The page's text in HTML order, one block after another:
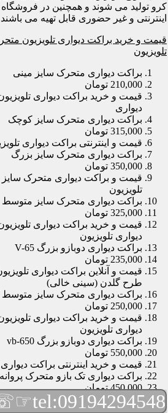
کرو تولید می شوند و همچنین در فروشگاه
اینترنتی و غیر حضوری قابل تهیه می
قیمت و خرید براکت دیواری تلویزیون
تلویزیون
براکت دیواری متحرک سایز مینی
210,000 تومان
قیمت و خرید براکت دیواری
دیواری
براکت دیواری متحرک سایز کوچک
315,000 تومان
قیمت و اینترنتی براکت دیواری
براکت دیواری متحرک سایز بزرگ
350,000 تومان
قیمت و براکت دیواری متحرک سایز
تلویزیون
براکت دیواری متحرک سایز متوسط
325,000 تومان
دیواری تلویزیون
براکت دیواری دوبازو بزرگ V-65
235,000 تومان
قیمت و آنلاین براکت دیواری
طرح گلدن (سینی خالی)
براکت دیواری متحرک سایز متوسط
250,000 تومان
دیواری تلویزیون
براکت دیواری دوبازو بزرگ vb-650
550,000 تومان
قیمت و خرید اینترنتی براکت
براکت دیواری تک بازو متحرک
450,000 تومان
قیمت و براکت دیواری تلویزیون مچی
tel:09194294548